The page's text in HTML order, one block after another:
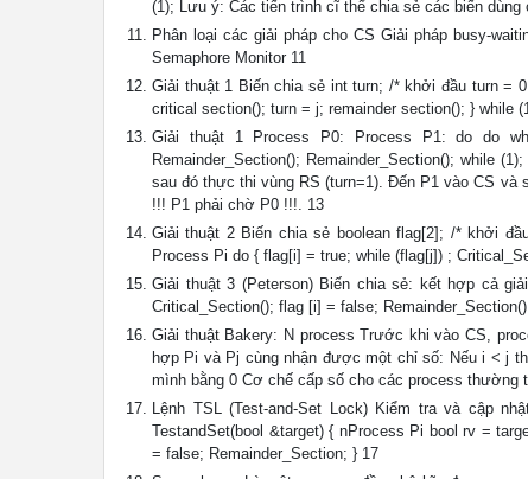
(1); Lưu ý: Các tiến trình cĩ thể chia sẻ các biến dùng
Phân loại các giải pháp cho CS Giải pháp busy-
Semaphore Monitor 11
Giải thuật 1 Biến chia sẻ int turn; /* khởi đầu turn =
critical section(); turn = j; remainder section(); } while
Giải thuật 1 Process P0: Process P1: do do
Remainder_Section(); Remainder_Section(); while
sau đó thực thi vùng RS (turn=1). Đến P1 vào CS
!!! P1 phải chờ P0 !!!. 13
Giải thuật 2 Biến chia sẻ boolean flag[2]; /* khởi
Process Pi do { flag[i] = true; while (flag[j]) ;
Giải thuật 3 (Peterson) Biến chia sẻ: kết hợp cả
Critical_Section(); flag [i] = false;
Giải thuật Bakery: N process Trước khi vào CS,
hợp Pi và Pj cùng nhận được một chỉ số: Nếu i < j
mình bằng 0 Cơ chế cấp số cho các process
Lệnh TSL (Test-and-Set Lock) Kiểm tra và cập
TestandSet(bool &target) { nProcess Pi bool rv =
= false; Remainder_Section; } 17